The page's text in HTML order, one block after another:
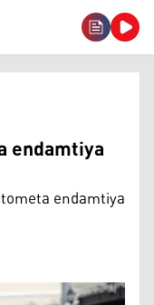
endamtiya
endamtiya